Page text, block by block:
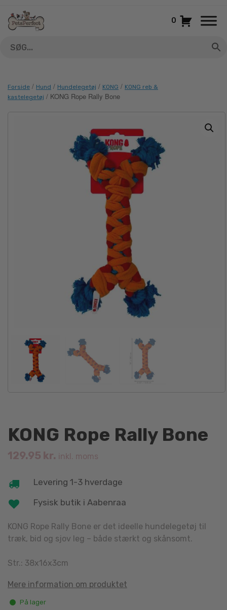
indhold
0
Forside / Hund / Hundelegetøj / KONG / KONG reb &
kastelegetøj / KONG Rope Rally Bone
KONG Rope Rally Bone
129.95 kr. inkl. moms
Levering 1-3 hverdage
Fysisk butik i Aabenraa
KONG Rope Rally Bone er det ideelle hundelegetøj til
træk, bid og sjov leg – både stærkt og skånsomt.
Str.: 38x16x3cm
Mere information om produktet
På lager